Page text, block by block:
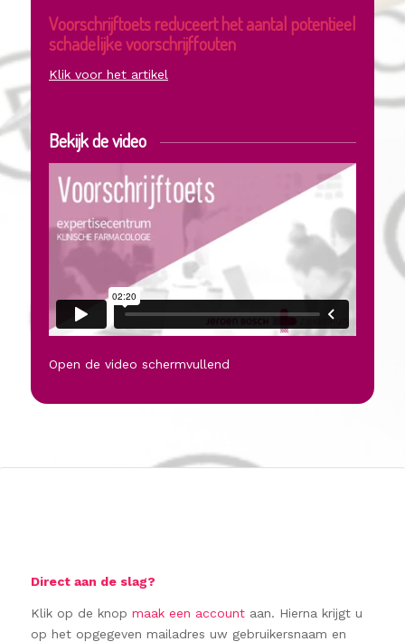
Voorschrijftoets reduceert het aantal potentieel
schadelijke voorschrijffouten
Klik voor het artikel
Bekijk de video
Open de video schermvullend
Direct aan de slag?
Klik op de knop maak een accountaan. Hierna krijgt u
op het opgegeven mailadres uw gebruikersnaam en